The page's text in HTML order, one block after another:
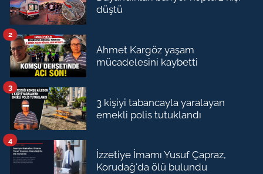
düştü
Ahmet Kargöz yaşam
mücadelesini kaybetti
2
3 kişiyi tabancayla yaralayan
emekli polis tutuklandı
3
İzzetiye İmamı Yusuf Çapraz,
Korudağ'da ölü bulundu
4